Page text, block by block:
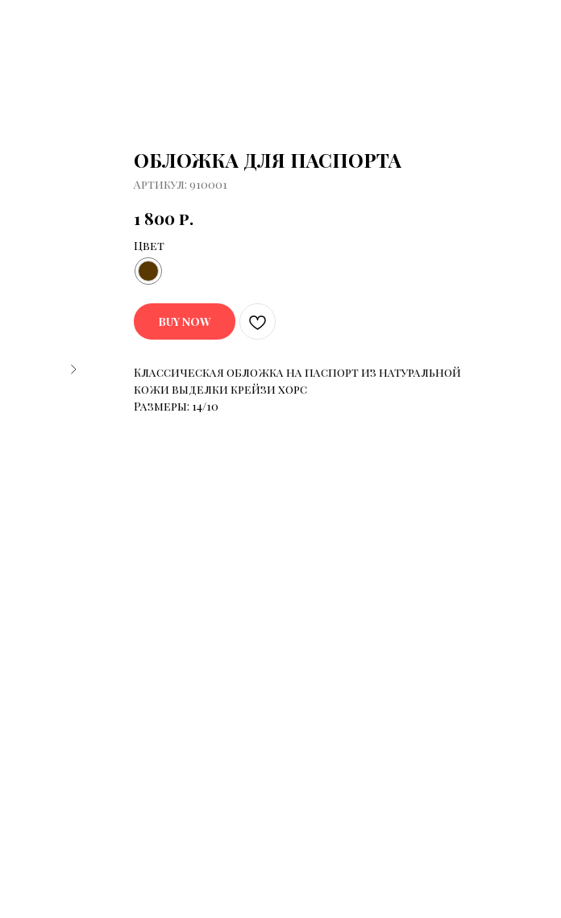
ОБЛОЖКА ДЛЯ ПАСПОРТА
Артикул: 910001
1 800р.
Цвет
BUY NOW
Классическая обложка на паспорт из натуральной
кожи выделки крейзи хорс
Размеры: 14/10